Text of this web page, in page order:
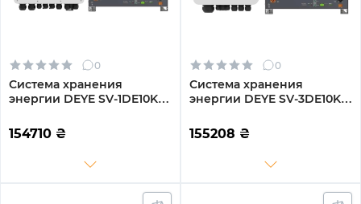
0
Система хранения
энергии DEYE SV-1DE10K1-
2BAT LiFePO4 ≥6000
циклов (SV-1DE10K1-
154710 ₴
0
Система хранения
энергии DEYE SV-3DE10K1-
2BAT LiFePO4 ≥6000
циклов (SV-3DE10K1-
155208 ₴